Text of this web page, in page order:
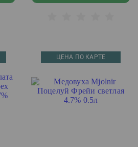
ЦЕНА ПО КАРТЕ